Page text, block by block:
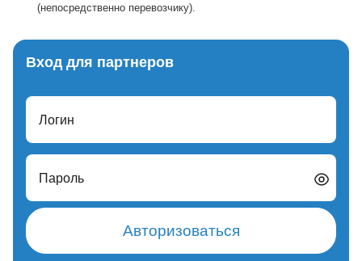
(непосредственно перевозчику).
Вход для партнеров
Логин
Пароль
Авторизоваться